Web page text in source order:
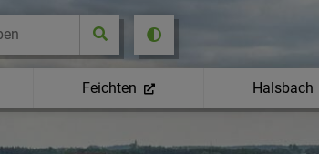
Feichten Halsbach